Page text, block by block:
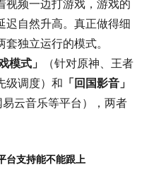
视频一边打游戏，游戏的
迟自然升高。真正做得细
独立运行的模式。
模式」
（针对原神、王者
级调度）和 「回国影音」
云音乐等平台），两者
台支持能不能跟上